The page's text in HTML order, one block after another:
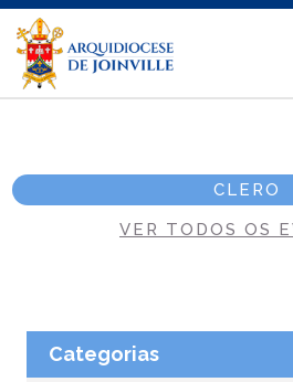
CLERO
VER TODOS OS
Categorias